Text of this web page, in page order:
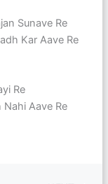
Sunave Re
Kar Aave Re
Re
Nahi Aave Re